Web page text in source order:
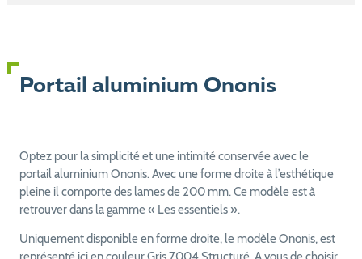
Portail aluminium Ononis
Optez pour la simplicité et une intimité conservée avec le
portail aluminium Ononis. Avec une forme droite à l’esthétique
pleine il comporte des lames de 200 mm. Ce modèle est à
retrouver dans la gamme « Les essentiels ».
Uniquement disponible en forme droite, le modèle Ononis, est